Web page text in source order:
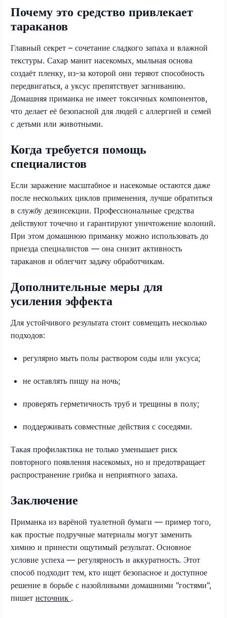
Почему это средство привлекает
тараканов
Главный секрет – сочетание сладкого запаха и влажной
текстуры. Сахар манит насекомых, мыльная основа
создаёт пленку, из-за которой они теряют способность
передвигаться, а уксус препятствует загниванию.
Домашняя приманка не имеет токсичных компонентов,
что делает её безопасной для людей с аллергией и семей
с детьми или животными.
Когда требуется помощь
специалистов
Если заражение масштабное и насекомые остаются даже
после нескольких циклов применения, лучше обратиться
в службу дезинсекции. Профессиональные средства
действуют точечно и гарантируют уничтожение колоний.
При этом домашнюю приманку можно использовать до
приезда специалистов — она снизит активность
тараканов и облегчит задачу обработчикам.
Дополнительные меры для
усиления эффекта
Для устойчивого результата стоит совмещать несколько
подходов:
регулярно мыть полы раствором соды или уксуса;
не оставлять пищу на ночь;
проверять герметичность труб и трещины в полу;
поддерживать совместные действия с соседями.
Такая профилактика не только уменьшает риск
повторного появления насекомых, но и предотвращает
распространение грибка и неприятного запаха.
Заключение
Приманка из варёной туалетной бумаги — пример того,
как простые подручные материалы могут заменить
химию и принести ощутимый результат. Основное
условие успеха — регулярность и аккуратность. Этот
способ подходит тем, кто ищет безопасное и доступное
решение в борьбе с назойливыми домашними "гостями",
пишет источник .